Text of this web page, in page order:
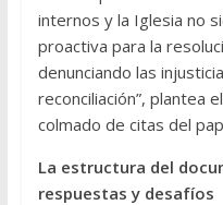
internos y la Iglesia no
proactiva para la
denunciando las
reconciliación”, plantea
colmado de citas del
La estructura del
respuestas y desafíos